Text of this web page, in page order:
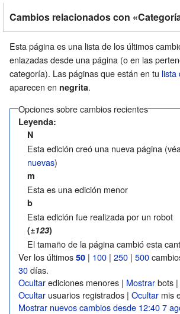
Cambios relacionados con
Esta página es una lista de los últimos
enlazadas desde una página (o en las
categoría). Las páginas que están en tu lista
aparecen en negrita.
Opciones sobre cambios recientes
Leyenda:
N
Esta edición creó una nueva página
nuevas)
m
Esta es una edición menor
b
Esta edición fue realizada por un robot
(±123)
El tamaño de la página cambió esta
Ver los últimos50 | 100 |250 |500
30días.
Ocultarediciones menores | Mostrarbots
Ocultar usuarios registrados |Ocultar mis
Mostrar nuevos cambios desde 12:40 7